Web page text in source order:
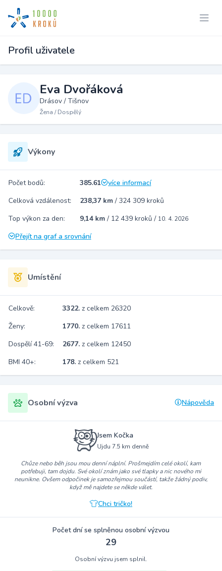
Profil uživatele
Eva Dvořáková
Drásov / Tišnov
Žena / Dospělý
Výkony
Počet bodů: 385.61
více informací
Celková vzdálenost:
238,37 km / 324 309 kroků
Top výkon za den:
9,14 km / 12 439 kroků / 10. 4. 2026
Přejít na graf a srovnání
Umístění
Celkově: 3322. z celkem 26320
Ženy:
1770. z celkem 17611
Dospělí 41-69:
2677. z celkem 12450
BMI 40+:
178. z celkem 521
Osobní výzva Nápověda
Jsem Kočka
Ujdu 7.5 km denně
Chůze nebo běh jsou mou denní náplní. Prošmejdím celé okolí, kam
potřebuji, tam dojdu. Své okolí znám jako své tlapky a nic nového mi
neunikne. Ovšem odpočinek je samozřejmou součástí, takže žádný podiv,
když mě najdete se někde válet.
Chci tričko!
Počet dní se splněnou osobní výzvou
29
Osobní výzvu jsem splnil.